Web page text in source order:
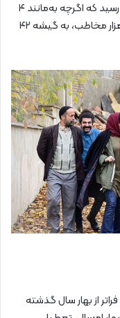
عنوان پنجمین فیلم پرمخاطب بهار به بی‌بدن رسید که اگرچه به‌مانند ۴
فیلم بالا سالن نداشت اما موفق شد تا با ۷۱۸ هزار مخاطب، به گیشه ۴۲
از بهار سال گذشته